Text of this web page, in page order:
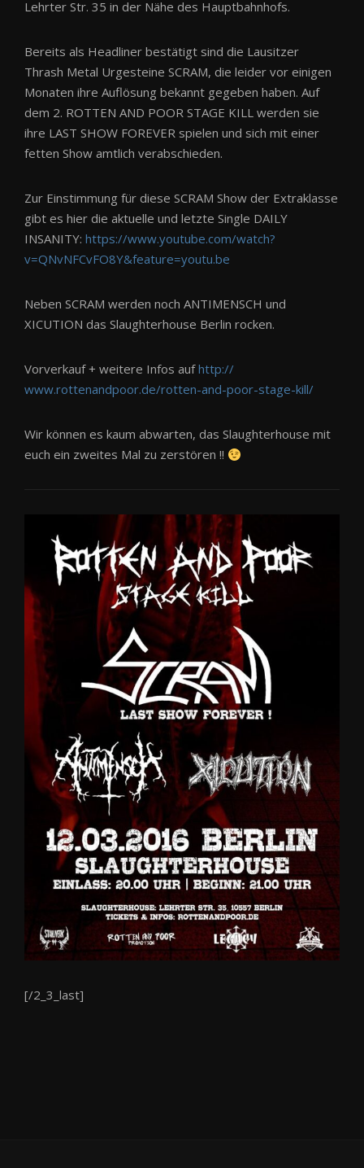
Lehrter Str. 35 in der Nähe des Hauptbahnhofs.
Bereits als Headliner bestätigt sind die Lausitzer
Thrash Metal Urgesteine SCRAM, die leider vor einigen
Monaten ihre Auflösung bekannt gegeben haben. Auf
dem 2. ROTTEN AND POOR STAGE KILL werden sie
ihre LAST SHOW FOREVER spielen und sich mit einer
fetten Show amtlich verabschieden.
Zur Einstimmung für diese SCRAM Show der Extraklasse
gibt es hier die aktuelle und letzte Single DAILY
INSANITY: https://www.youtube.com/watch?
v=QNvNFCvFO8Y&feature=youtu.be
Neben SCRAM werden noch ANTIMENSCH und
XICUTION das Slaughterhouse Berlin rocken.
Vorverkauf + weitere Infos aufhttp://
www.rottenandpoor.de/rotten-and-poor-stage-kill/
Wir können es kaum abwarten, das Slaughterhouse mit
euch ein zweites Mal zu zerstören !!
[/2_3_last]